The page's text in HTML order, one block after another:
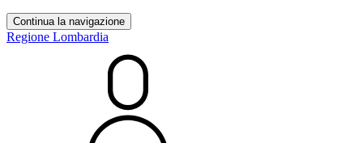
Continua la navigazione
Regione Lombardia